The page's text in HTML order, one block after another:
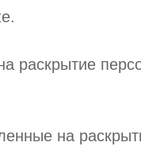
раскрытие
на